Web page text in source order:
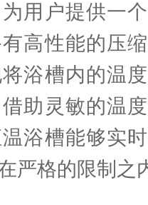
用户提供一
高性能的压
浴槽内的温
助灵敏的温
浴槽能够实
严格的限制之